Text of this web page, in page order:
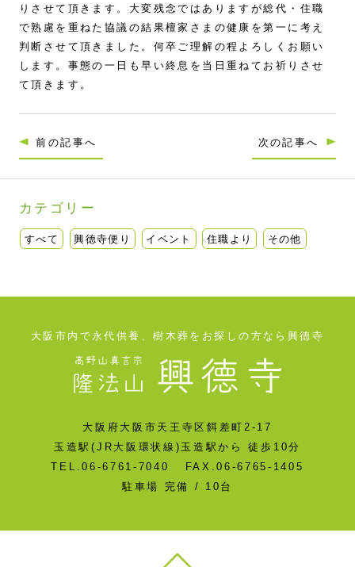
りさせて頂きます。大変残念ではありますが総代・住職
で熟慮を重ねた協議の結果檀家さまの健康を第一に考え
判断させて頂きました。何卒ご理解の程よろしくお願い
します。事態の一日も早い終息を当日重ねてお祈りさせ
て頂きます。
前の記事へ 次の記事へ
カテゴリー
すべて 興徳寺便り イベント 住職より その他
大阪市内で永代供養、樹木葬をお探しの方なら興德寺
大阪府大阪市天王寺区餌差町2-17
玉造駅(JR大阪環状線)玉造駅から 徒歩10分
TEL.06-6761-7040 FAX.06-6765-1405
駐車場 完備 / 10台